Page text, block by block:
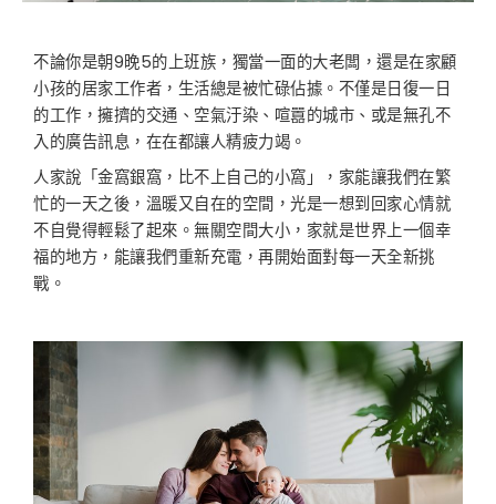
不論你是朝9晚5的上班族，獨當一面的大老闆，還是在家顧
小孩的居家工作者，生活總是被忙碌佔據。不僅是日復一日
的工作，擁擠的交通、空氣汙染、喧囂的城市、或是無孔不
入的廣告訊息，在在都讓人精疲力竭。
人家說「金窩銀窩，比不上自己的小窩」，家能讓我們在繁
忙的一天之後，溫暖又自在的空間，光是一想到回家心情就
不自覺得輕鬆了起來。無關空間大小，家就是世界上一個幸
福的地方，能讓我們重新充電，再開始面對每一天全新挑
戰。